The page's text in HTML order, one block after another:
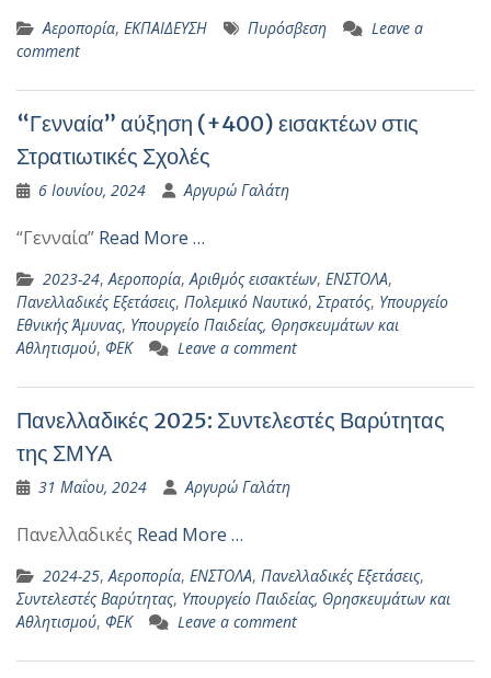
Αεροπορία, ΕΚΠΑΙΔΕΥΣΗ Πυρόσβεση
Leave a
comment
“Γενναία” αύξηση (+400) εισακτέων στις
Στρατιωτικές Σχολές
6 Ιουνίου, 2024 Αργυρώ Γαλάτη
“Γενναία” Read More …
2023-24,Αεροπορία,Αριθμός εισακτέων, ΕΝΣΤΟΛΑ,
Πανελλαδικές Εξετάσεις, Πολεμικό Ναυτικό,Στρατός, Υπουργείο
Εθνικής Άμυνας, Υπουργείο Παιδείας, Θρησκευμάτων και
Αθλητισμού, ΦΕΚ Leave a comment
Πανελλαδικές 2025: Συντελεστές Βαρύτητας
της ΣΜΥΑ
31 Μαΐου, 2024 Αργυρώ Γαλάτη
Πανελλαδικές Read More …
2024-25,Αεροπορία, ΕΝΣΤΟΛΑ, Πανελλαδικές Εξετάσεις,
Συντελεστές Βαρύτητας, Υπουργείο Παιδείας, Θρησκευμάτων και
Αθλητισμού, ΦΕΚ Leave a comment